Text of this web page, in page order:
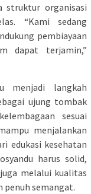
struktur organisasi
“Kami sedang
pembiayaan
dapat terjamin,”
menjadi langkah
ujung tombak
sesuai
menjalankan
edukasi kesehatan
harus solid,
melalui kualitas
penuh semangat.